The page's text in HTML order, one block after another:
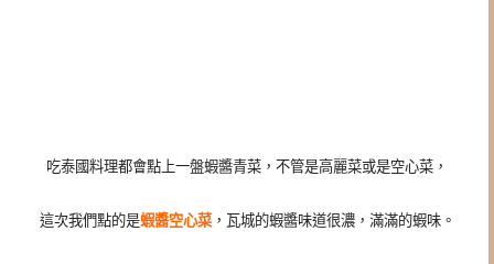
吃泰國料理都會點上一盤蝦醬青菜，不管是高麗菜或是空心菜，
這次我們點的是蝦醬空心菜，瓦城的蝦醬味道很濃，滿滿的蝦味。